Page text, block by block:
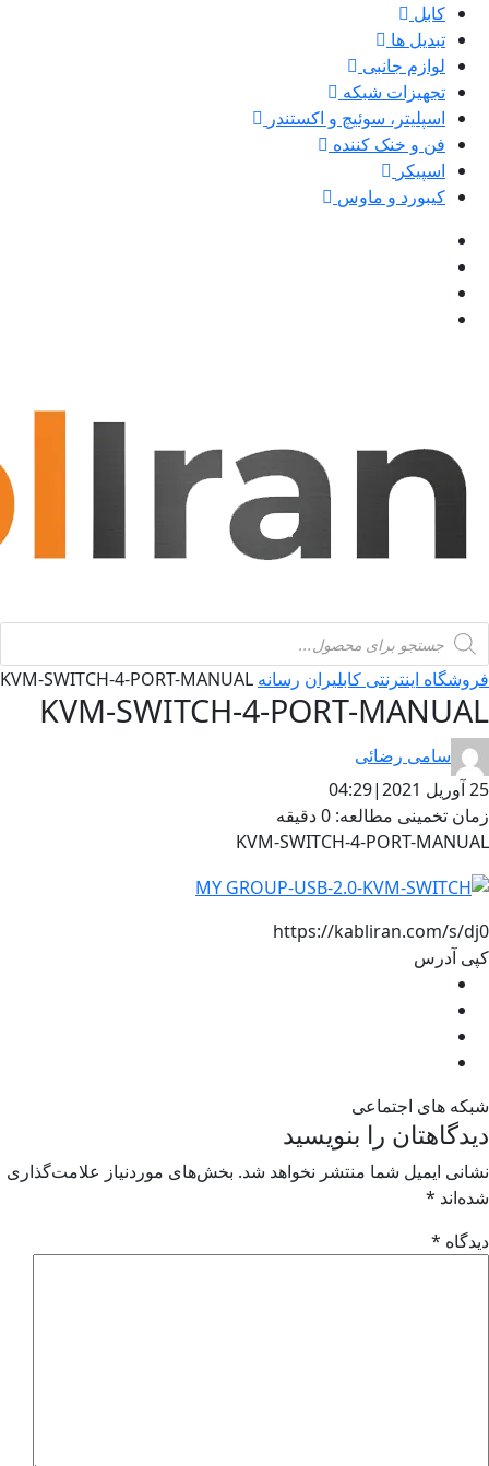
کابل
تبدیل ها
لوازم جانبی
تجهیزات شبکه
اسپلیتر، سوئیچ و اکستندر
فن و خنک کننده
اسپیکر
کیبورد و ماوس
Products
search
فروشگاه اینترنتی کابلیران رسانه
KVM-SWITCH-4-PORT-MANUAL
سامی رضائی
25 آوریل 2021
|
04:29
زمان تخمینی مطالعه: 0 دقیقه
KVM-SWITCH-4-PORT-MANUAL
https://kabliran.com/s/dj0
کپی آدرس
شبکه های اجتماعی
دیدگاهتان را بنویسید
نشانی ایمیل شما منتشر نخواهد شد. بخش‌های موردنیاز علامت‌گذاری
شده‌اند *
دیدگاه *